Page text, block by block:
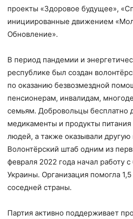
проекты «Здоровое будущее»,
инициированные движением
Обновление».
В период пандемии и
республике был создан
по оказанию безвозмездной
пенсионерам, инвалидам,
семьям. Добровольцы бесплатно
медикаменты и продукты питания
людей, а также оказывали
Волонтёрский штаб одним из
февраля 2022 года начал работу
Украины. Организация помогла
соседней страны.
Партия активно поддерживает